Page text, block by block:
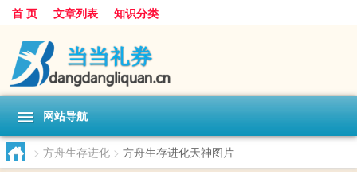
首 页 文章列表 知识分类
网站导航
> 方舟生存进化 > 方舟生存进化天神图片